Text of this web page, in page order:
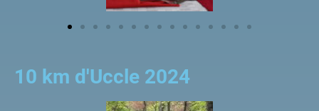
10 km d'Uccle 2024